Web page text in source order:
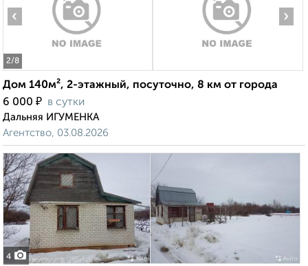
2/8
‹ ›
Дом 140м², 2-этажный, посуточно, 8 км от города
6 000 ₽ в сутки
Дальняя ИГУМЕНКА
Агентство, 03.08.2026
4